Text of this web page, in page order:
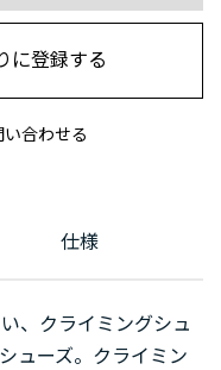
合わせる
に登録する
仕様
、クライミングシュ
ューズ。クライミン